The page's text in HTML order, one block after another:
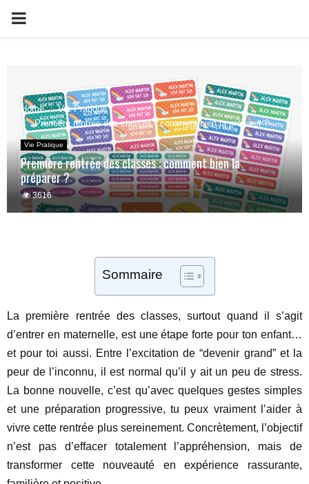
PRIMARY
Home
Vie Pratique
Première rentrée des classes : comment bien la préparer ?
Vie Pratique
Première rentrée des classes : comment bien la
préparer ?
3616
Sommaire
La première rentrée des classes, surtout quand il s’agit
d’entrer en maternelle, est une étape forte pour ton enfant…
et pour toi aussi. Entre l’excitation de “devenir grand” et la
peur de l’inconnu, il est normal qu’il y ait un peu de stress.
La bonne nouvelle, c’est qu’avec quelques gestes simples
et une préparation progressive, tu peux vraiment l’aider à
vivre cette rentrée plus sereinement. Concrètement, l’objectif
n’est pas d’effacer totalement l’appréhension, mais de
transformer cette nouveauté en expérience rassurante,